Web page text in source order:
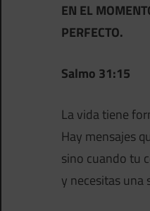
EN EL
PERFECTO.
Salmo 31:15
La vida tiene
Hay mensajes
sino cuando tu
y necesitas una